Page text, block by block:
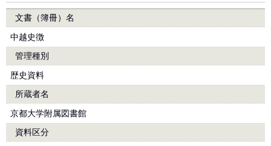
文書（簿冊）名
中越史徴
管理種別
歴史資料
所蔵者名
京都大学附属図書館
資料区分